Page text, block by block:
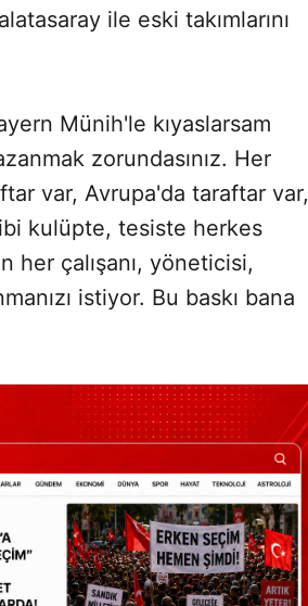
ile eski takımlarını
Münih'le kıyaslarsam
zorundasınız. Her
var, Avrupa'da taraftar var,
kulüpte, tesiste herkes
her çalışanı, yöneticisi,
istiyor. Bu baskı bana